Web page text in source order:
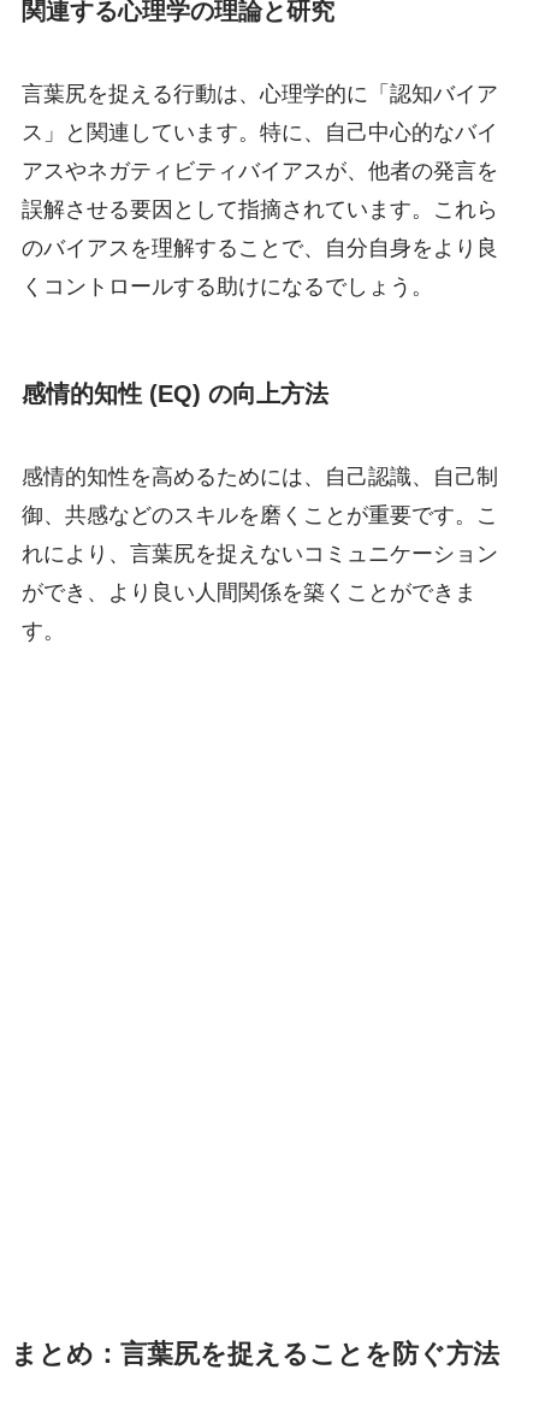
関連する心理学の理論と研究
言葉尻を捉える行動は、心理学的に「認知バイア
ス」と関連しています。特に、自己中心的なバイ
アスやネガティビティバイアスが、他者の発言を
誤解させる要因として指摘されています。これら
のバイアスを理解することで、自分自身をより良
くコントロールする助けになるでしょう。
感情的知性 (EQ) の向上方法
感情的知性を高めるためには、自己認識、自己制
御、共感などのスキルを磨くことが重要です。こ
れにより、言葉尻を捉えないコミュニケーション
ができ、より良い人間関係を築くことができま
す。
まとめ：言葉尻を捉えることを防ぐ方法